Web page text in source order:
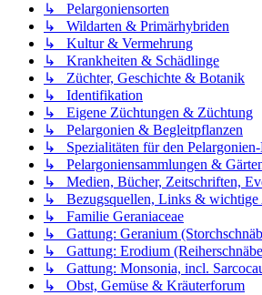
↳ Pelargoniensorten
↳ Wildarten & Primärhybriden
↳ Kultur & Vermehrung
↳ Krankheiten & Schädlinge
↳ Züchter, Geschichte & Botanik
↳ Identifikation
↳ Eigene Züchtungen & Züchtung
↳ Pelargonien & Begleitpflanzen
↳ Spezialitäten für den
↳ Pelargoniensammlungen &
↳ Medien, Bücher, Zeitschriften,
↳ Bezugsquellen, Links & wichtige
↳ Familie Geraniaceae
↳ Gattung: Geranium
↳ Gattung: Erodium
↳ Gattung: Monsonia, incl.
↳ Obst, Gemüse & Kräuterforum